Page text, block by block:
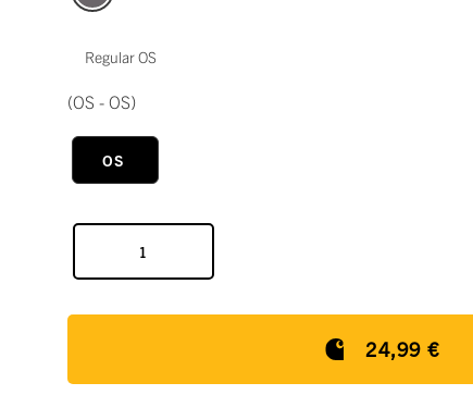
Regular OS
(OS - OS)
OS
24,99 €